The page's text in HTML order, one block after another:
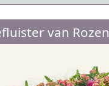
van Rozen